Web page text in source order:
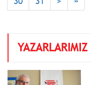
YAZARLARIMIZ